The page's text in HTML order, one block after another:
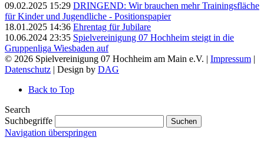
09.02.2025 15:29 DRINGEND: Wir brauchen mehr Trainingsfläche
für Kinder und Jugendliche - Positionspapier
18.01.2025 14:36 Ehrentag für Jubilare
10.06.2024 23:35 Spielvereinigung 07 Hochheim steigt in die
Gruppenliga Wiesbaden auf
© 2026 Spielvereinigung 07 Hochheim am Main e.V. | Impressum |
Datenschutz | Design by DAG
Back to Top
Search
Suchbegriffe
Suchen
Navigation überspringen